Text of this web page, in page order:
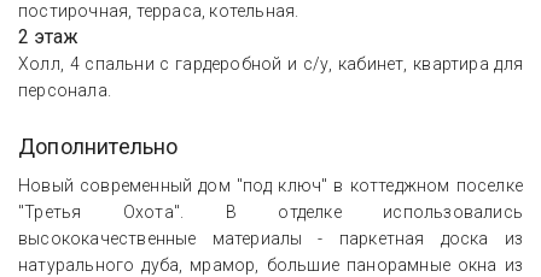
постирочная, терраса, котельная.
2 этаж
Холл, 4 спальни с гардеробной и с/у, кабинет, квартира для
персонала.
Дополнительно
Новый современный дом "под ключ" в коттеджном поселке
"Третья Охота". В отделке использовались
высококачественные материалы - паркетная доска из
натурального дуба, мрамор, большие панорамные окна из